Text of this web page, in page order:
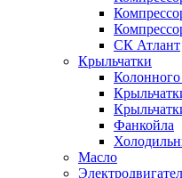
СК Атлант
Крыльчатки
Фанкойла
Масло